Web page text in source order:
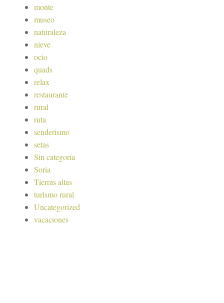
monte
museo
naturaleza
nieve
ocio
quads
relax
restaurante
rural
ruta
senderismo
setas
Sin categoría
Soria
Tierras altas
turismo rural
Uncategorized
vacaciones